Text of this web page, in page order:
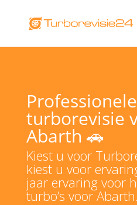
Professionele
turborevisie
Abarth 🚗
Kiest u voor
kiest u voor
jaar ervaring voor
turbo’s voor Abarth.